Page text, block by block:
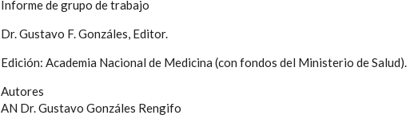
Informe de grupo de trabajo
Dr. Gustavo F. Gonzáles, Editor.
Edición: Academia Nacional de Medicina (con fondos del Ministerio de Salud).
Autores
AN Dr. Gustavo Gonzáles Rengifo